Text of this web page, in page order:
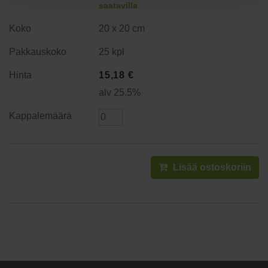
saatavilla
20 x 20 cm
25 kpl
15,18 €
alv 25.5%
Lisää ostoskoriin